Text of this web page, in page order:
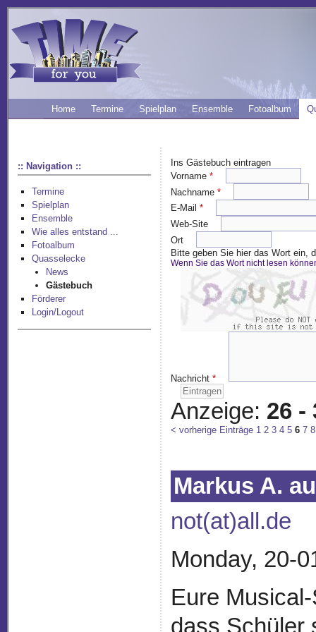
Home Termine Spielplan Ensemble Fotoalbum
:: Navigation ::
Termine
Spielplan
Ensemble
Wie alles entstand ...
Fotoalbum
Quasselecke
News
Gästebuch
Förderer
Login/Logout
Ins Gästebuch eintragen
Vorname*
Nachname*
E-Mail*
Web-Site
Ort
Bitte geben Sie hier das Wort ein,
Wenn Sie das Wort nicht lesen
Nachricht*
Anzeige: 26 -
< vorherige Einträge 1 2 3 4 5 6 7 8
Markus A.
not(at)all.de
Monday, 20-
Eure
dass Schüler